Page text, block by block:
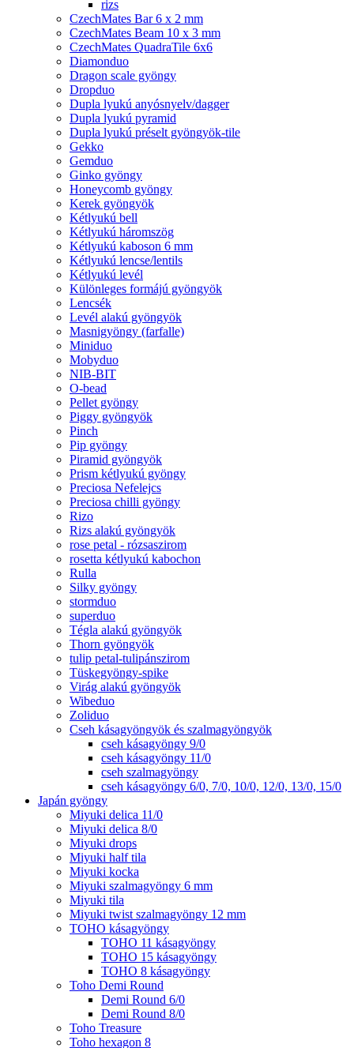
rizs
CzechMates Bar 6 x 2 mm
CzechMates Beam 10 x 3 mm
CzechMates QuadraTile 6x6
Diamonduo
Dragon scale gyöngy
Dropduo
Dupla lyukú anyósnyelv/dagger
Dupla lyukú pyramid
Dupla lyukú préselt gyöngyök-tile
Gekko
Gemduo
Ginko gyöngy
Honeycomb gyöngy
Kerek gyöngyök
Kétlyukú bell
Kétlyukú háromszög
Kétlyukú kaboson 6 mm
Kétlyukú lencse/lentils
Kétlyukú levél
Különleges formájú gyöngyök
Lencsék
Levél alakú gyöngyök
Masnigyöngy (farfalle)
Miniduo
Mobyduo
NIB-BIT
O-bead
Pellet gyöngy
Piggy gyöngyök
Pinch
Pip gyöngy
Piramid gyöngyök
Prism kétlyukú gyöngy
Preciosa Nefelejcs
Preciosa chilli gyöngy
Rizo
Rizs alakú gyöngyök
rose petal - rózsaszirom
rosetta kétlyukú kabochon
Rulla
Silky gyöngy
stormduo
superduo
Tégla alakú gyöngyök
Thorn gyöngyök
tulip petal-tulipánszirom
Tüskegyöngy-spike
Virág alakú gyöngyök
Wibeduo
Zoliduo
Cseh kásagyöngyök és szalmagyöngyök
cseh kásagyöngy 9/0
cseh kásagyöngy 11/0
cseh szalmagyöngy
cseh kásagyöngy 6/0, 7/0, 10/0, 12/0, 13/0, 15/0
Japán gyöngy
Miyuki delica 11/0
Miyuki delica 8/0
Miyuki drops
Miyuki half tila
Miyuki kocka
Miyuki szalmagyöngy 6 mm
Miyuki tila
Miyuki twist szalmagyöngy 12 mm
TOHO kásagyöngy
TOHO 11 kásagyöngy
TOHO 15 kásagyöngy
TOHO 8 kásagyöngy
Toho Demi Round
Demi Round 6/0
Demi Round 8/0
Toho Treasure
Toho hexagon 8